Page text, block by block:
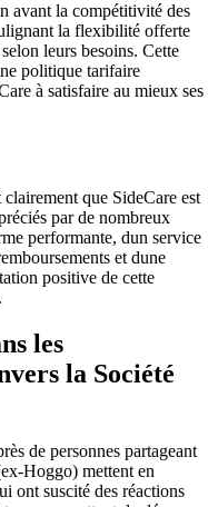
avant la compétitivité des
la flexibilité offerte
leurs besoins. Cette
politique tarifaire
à satisfaire au mieux ses
que SideCare est
par de nombreux
performante, dun service
et dune
positive de cette
les
la Société
de personnes partageant
Hoggo) mettent en
ont suscité des réactions